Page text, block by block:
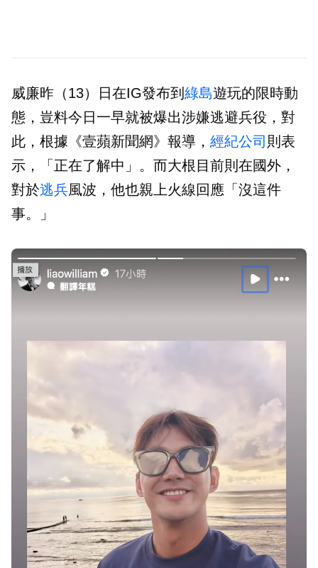
威廉昨（13）日在IG發布到 綠島遊玩的限時動
態，豈料今日一早就被爆出涉嫌逃避兵役，對
此，根據《壹蘋新聞網》報導， 經紀公司 則表
示，
「正在了解中」。而大根目前則在國外，
對於逃兵風波，他也親上火線回應「 沒這件
事。」